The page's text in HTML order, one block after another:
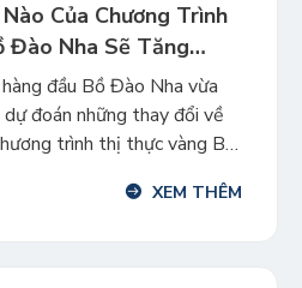
Của Chương Trình
Đào Nha Sẽ Tăng
Lai
đầu Bồ Đào Nha vừa
đoán những thay đổi về
trình thị thực vàng Bồ
đầu tại Bồ Đào Nha nhận
XEM THÊM